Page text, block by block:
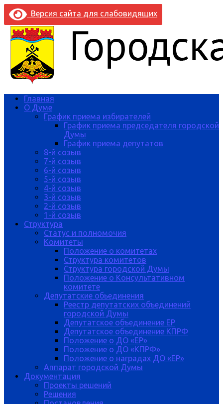
Версия сайта для слабовидящих
Главная
О Думе
График приема избирателей
График приема председателя городской
Думы
График приема депутатов
8-й созыв
7-й созыв
6-й созыв
5-й созыв
4-й созыв
3-й созыв
2-й созыв
1-й созыв
Структура
Статус и полномочия
Комитеты
Положение о комитетах
Структура комитетов
Структура городской Думы
Положение о Консультативном
комитете
Депутатские обьединения
Реестр депутатских объединений
городской Думы
Депутатское объединение ЕР
Депутатское объединение КПРФ
Положение о ДО «ЕР»
Положение о ДО «КПРФ»
Положение о наградах ДО «ЕР»
Аппарат городской Думы
Документация
Проекты решений
Решения